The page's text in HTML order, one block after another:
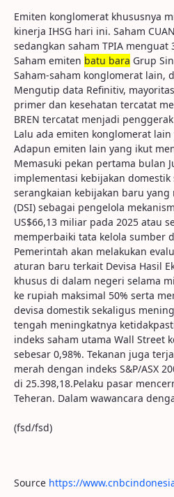
Emiten konglomerat khususnya
kinerja IHSG hari ini. Saham
sedangkan saham TPIA menguat
Saham emiten batu bara Grup
Saham-saham konglomerat lain,
Mengutip data Refinitiv,
primer dan kesehatan tercatat
BREN tercatat menjadi
Lalu ada emiten konglomerat
Adapun emiten lain yang ikut
Memasuki pekan pertama bulan
implementasi kebijakan
serangkaian kebijakan baru
(DSI) sebagai pengelola
US$66,13 miliar pada 2025 atau
memperbaiki tata kelola sumber
Pemerintah akan melakukan
aturan baru terkait Devisa Hasil
khusus di dalam negeri selama
ke rupiah maksimal 50% serta
devisa domestik sekaligus
tengah meningkatnya
indeks saham utama Wall Street
sebesar 0,98%. Tekanan juga
merah dengan indeks S&P/ASX
di 25.398,18.Pelaku pasar
Teheran. Dalam wawancara
(fsd/fsd)
Source https://